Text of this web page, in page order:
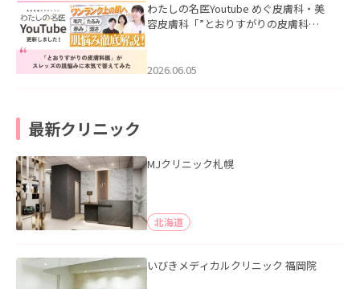
わたしの名医Youtube めぐ皮膚科・美
容皮膚科「”とおりすがりの皮膚科
2026.06.05
最新クリニック
MJクリニック札幌
北海道
いびきメディカルクリニック 福岡院